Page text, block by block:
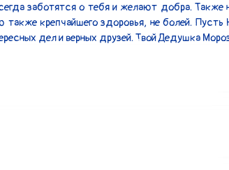
заботятся о тебя и желают добра. Также
также крепчайшего здоровья, не болей. Пусть
дел и верных друзей. Твой Дедушка